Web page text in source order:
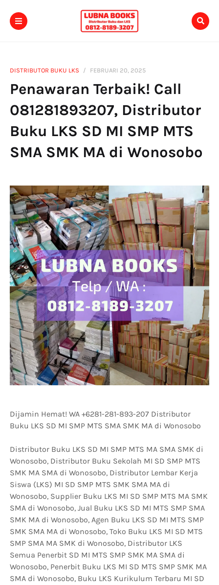
DISTRIBUTOR BUKU LKS FEBRUARI 20, 2025
Penawaran Terbaik! Call
081281893207, Distributor
Buku LKS SD MI SMP MTS
SMA SMK MA di Wonosobo
Dijamin Hemat! WA +6281-281-893-207 Distributor
Buku LKS SD MI SMP MTS SMA SMK MA di Wonosobo
Distributor Buku LKS SD MI SMP MTS MA SMA SMK di
Wonosobo, Distributor Buku Sekolah MI SD SMP MTS
SMK MA SMA di Wonosobo, Distributor Lembar Kerja
Siswa (LKS) MI SD SMP MTS SMK SMA MA di
Wonosobo, Supplier Buku LKS MI SD SMP MTS MA SMK
SMA di Wonosobo, Jual Buku LKS SD MI MTS SMP SMA
SMK MA di Wonosobo, Agen Buku LKS SD MI MTS SMP
SMK SMA MA di Wonosobo, Toko Buku LKS MI SD MTS
SMP SMA MA SMK di Wonosobo, Distributor LKS
Semua Penerbit SD MI MTS SMP SMK MA SMA di
Wonosobo, Penerbit Buku LKS MI SD MTS SMP SMK MA
SMA di Wonosobo, Buku LKS Kurikulum Terbaru MI SD